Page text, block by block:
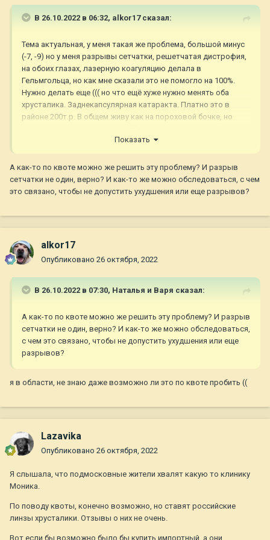
коснулся глаз), и главное, позволяет толщина роговицы! НО
- у меня нашли на правом глазу надрыв сетчатки, и прямо
заживет, - надеюсь, он заживет хорошо, мне сделают
операцию по восстановлению зрения!
В 26.10.2022 в 06:32, alkor17сказал:
Тема актуальная, у меня такая же проблема, большой минус
(-7, -9) но у меня разрывы сетчатки, решетчатая дистрофия,
на обоих глазах, лазерную коагуляцию делала в
Гельмгольца, но как мне сказали это не помогло на 100%.
Нужно делать еще ((( но что ещё хуже нужно менять оба
хрусталика. Заднекапсулярная катаракта. Платно это в
районе 200т.р. В общем живу как на пороховой бочке, но
Показать
А как-то по квоте можно же решить эту проблему? И разрыв
сетчатки не один, верно? И как-то же можно обследоваться, с чем
это связано, чтобы не допустить ухудшения или еще разрывов?
alkor17
Опубликовано 26 октября, 2022
В 26.10.2022 в 07:30, Наталья и Варя сказал:
А как-то по квоте можно же решить эту проблему? И разрыв
сетчатки не один, верно? И как-то же можно обследоваться,
с чем это связано, чтобы не допустить ухудшения или еще
разрывов?
я в области, не знаю даже возможно ли это по квоте пробить ((
Lazavika
Опубликовано 26 октября, 2022
Я слышала, что подмосковные жители хвалят какую то клинику
Моника.
По поводу квоты, конечно возможно, но ставят российские
линзы хрусталики. Отзывы о них не очень.
Вот если бы возможно было бы купить импортный, а они